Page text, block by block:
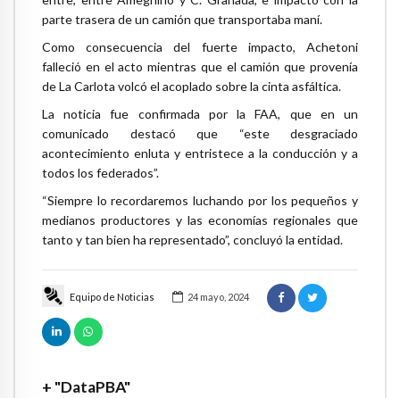
Equipo de Noticias 24 mayo, 2024
+ "DataPBA"
parte trasera de un camión que transportaba maní.
Como consecuencia del fuerte impacto, Achetoni
falleció en el acto mientras que el camión que provenía
de La Carlota volcó el acoplado sobre la cinta asfáltica.
La noticia fue confirmada por la FAA, que en un
comunicado destacó que “este desgraciado
acontecimiento enluta y entristece a la conducción y a
todos los federados”.
“Siempre lo recordaremos luchando por los pequeños y
medianos productores y las economías regionales que
tanto y tan bien ha representado”, concluyó la entidad.